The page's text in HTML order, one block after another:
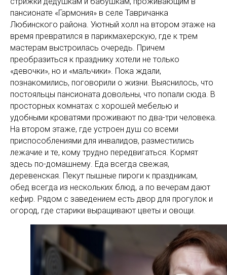
пансионате «Гармония» в селе Тавричанка
Любинского района. Уютный холл на втором этаже на
время превратился в парикмахерскую, где к трем
мастерам выстроилась очередь. Причем
преобразиться к празднику хотели не только
«девочки», но и «мальчики». Пока ждали,
познакомились, поговорили о жизни. Выяснилось, что
постояльцы пансионата довольны, что попали сюда. В
просторных комнатах с хорошей мебелью и
удобными кроватями проживают по два-три человека.
На втором этаже, где устроен душ со всеми
приспособлениями для инвалидов, разместились
лежачие и те, кому трудно передвигаться. Кормят
здесь по-домашнему. Еда всегда свежая,
деревенская. Пекут пышные пироги к праздникам,
обед всегда из нескольких блюд, а по вечерам дают
кефир. Рядом с заведением есть двор для прогулок и
огород, где старики выращивают цветы и овощи.